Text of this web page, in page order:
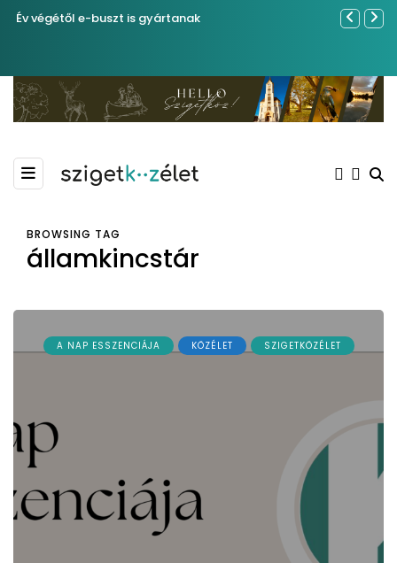
Év végétől e-buszt is gyártanak Sose
BROWSING TAG
államkincstár
A NAP ESSZENCIÁJA KÖZÉLET SZIGETKÖZÉLET